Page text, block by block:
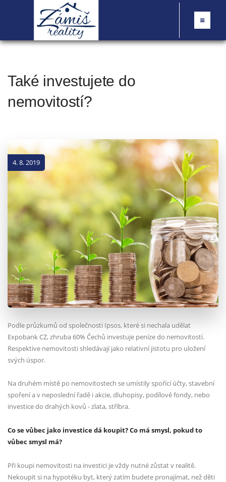
Také investujete do
nemovitostí?
4. 8. 2019
Podle průzkumů od společnosti Ipsos, které si nechala udělat
Expobank CZ, zhruba 60% Čechů investuje peníze do nemovitostí.
Respektive nemovitosti shledávají jako relativní jistotu pro uložení
svých úspor.
Na druhém místě po nemovitostech se umístily spořící účty, stavební
spoření a v neposlední řadě i akcie,dluhopisy, podílové fondy, nebo
investice do drahých kovů - zlata, stříbra.
Co se vůbec jako investice dá koupit? Co má smysl, pokud to
vůbec smysl má?
Při koupi nemovitosti na investici je vždy nutné zůstat v realitě.
Nekoupit si na hypotéku byt, kterýzatím budete pronajímat, než děti